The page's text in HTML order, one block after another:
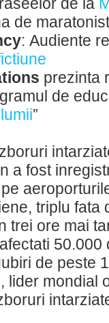
de
: Audiente
prezinta
de
”
a fost
triplu fata
trei ore mai
de peste
, lider mondial